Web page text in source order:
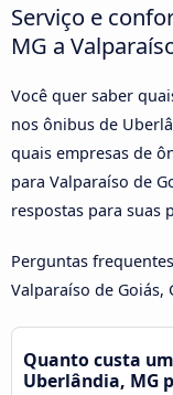
Serviço e
MG a
Você quer saber
nos ônibus de
quais empresas de
para Valparaíso de
respostas para suas
Perguntas
Valparaíso de Goiás,
Quanto custa
Uberlândia, MG